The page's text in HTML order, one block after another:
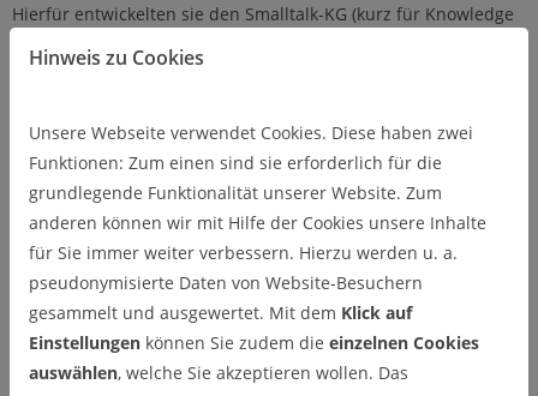
Hierfür entwickelten sie den Smalltalk-KG (kurz für Knowledge
Senior:innen, zum Beispiel in Pflegeeinrichtungen, Zuhause
oder im Krankenhaus, einen Gesprächspartner zu ermöglichen,
wenn ein Mensch gerade nicht zur Stelle sein kann. Um
dennoch ein möglichst menschliches und persönliches
Gespräch führen zu können, merkt sich der Roboter durch den
Smalltalk-KG Vorlieben, Abneigungen und Anekdoten der
Senior:innen, um später auf diese zurückgreifen zu können.
Nach dem erfolgreichen Abschließen des Research Tracks
Hinweis zu Cookies
Unsere Webseite verwendet Cookies. Diese haben zwei
Funktionen: Zum einen sind sie erforderlich für die
grundlegende Funktionalität unserer Website. Zum
anderen können wir mit Hilfe der Cookies unsere Inhalte
für Sie immer weiter verbessern. Hierzu werden u. a.
pseudonymisierte Daten von Website-Besuchern
gesammelt und ausgewertet. Mit dem Klick auf
Einstellungen können Sie zudem die einzelnen Cookies
auswählen, welche Sie akzeptieren wollen. Das